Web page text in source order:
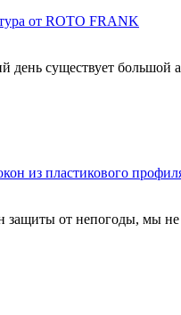
от ROTO FRANK
день существует большой
из пластикового
защиты от непогоды, мы